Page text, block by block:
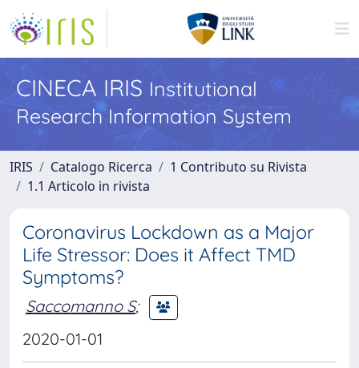
CINECA IRIS Institutional
Research Information System
IRIS Catalogo Ricerca
1 Contributo su Rivista
1.1 Articolo in rivista
Coronavirus Lockdown as a Major
Life Stressor: Does it Affect TMD
Symptoms?
Saccomanno S;
2020-01-01